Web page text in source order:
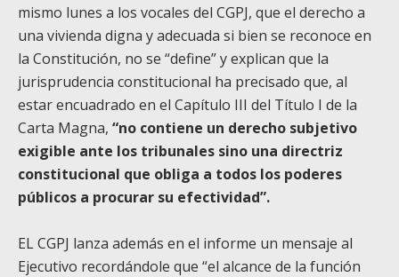
mismo lunes a los vocales del CGPJ, que el derecho a
una vivienda digna y adecuada si bien se reconoce en
la Constitución, no se “define” y explican que la
jurisprudencia constitucional ha precisado que, al
estar encuadrado en el Capítulo III del Título I de la
Carta Magna, “no contiene un derecho subjetivo
exigible ante los tribunales sino una directriz
constitucional que obliga a todos los poderes
públicos a procurar su efectividad”.
EL CGPJ lanza además en el informe un mensaje al
Ejecutivo recordándole que “el alcance de la función